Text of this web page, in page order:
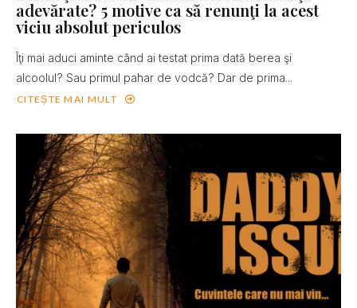
adevărate? 5 motive ca să renunţi la acest
viciu absolut periculos
Îţi mai aduci aminte când ai testat prima dată berea şi
alcoolul? Sau primul pahar de vodcă? Dar de prima...
CITEȘTE MAI MULT